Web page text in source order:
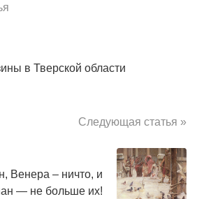
в Тверской области
Следующая статья »
Венера – ничто, и
— не больше их!